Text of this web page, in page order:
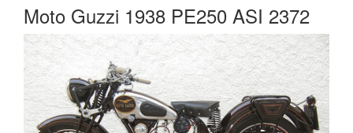
Moto Guzzi 1938 PE250 ASI 2372